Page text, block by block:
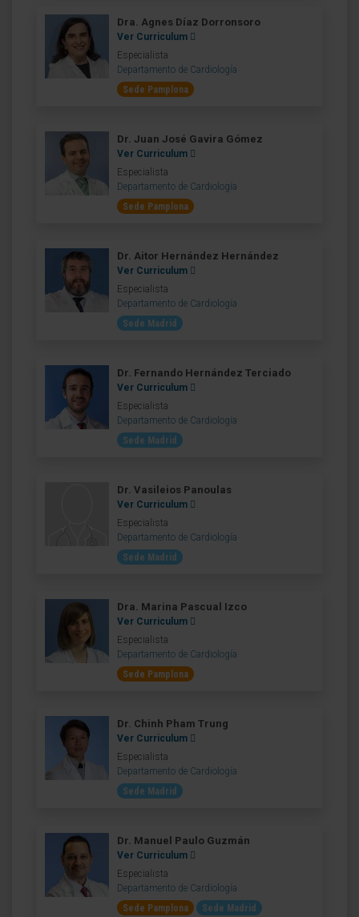
Dra. Agnes Díaz Dorronsoro
Ver Curriculum
Especialista
Departamento de Cardiología
Sede Pamplona
Dr. Juan José Gavira Gómez
Ver Curriculum
Especialista
Departamento de Cardiología
Sede Pamplona
Dr. Aitor Hernández Hernández
Ver Curriculum
Especialista
Departamento de Cardiología
Sede Madrid
Dr. Fernando Hernández Terciado
Ver Curriculum
Especialista
Departamento de Cardiología
Sede Madrid
Dr. Vasileios Panoulas
Ver Curriculum
Especialista
Departamento de Cardiología
Sede Madrid
Dra. Marina Pascual Izco
Ver Curriculum
Especialista
Departamento de Cardiología
Sede Pamplona
Dr. Chinh Pham Trung
Ver Curriculum
Especialista
Departamento de Cardiología
Sede Madrid
Dr. Manuel Paulo Guzmán
Ver Curriculum
Especialista
Departamento de Cardiología
Sede Pamplona
Sede Madrid